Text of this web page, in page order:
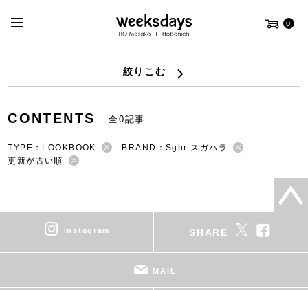
0
絞りこむ
CONTENTS 全0記事
TYPE：LOOKBOOK
BRAND：Sghr スガハラ
更新が古い順
instagram SHARE
MAIL